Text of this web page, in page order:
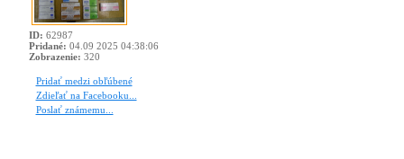
ID: 62987
Pridané: 04.09 2025 04:38:06
Zobrazenie: 320
Pridať medzi obľúbené
Zdieľať na Facebooku...
Poslať známemu...